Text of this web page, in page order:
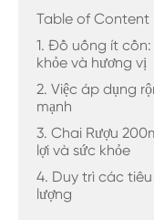
Table of Content
1. Đồ uống ít
khỏe và hương vị
2. Việc áp dụng
mạnh
3. Chai Rượu
lợi và sức khỏe
4. Duy trì các
lượng